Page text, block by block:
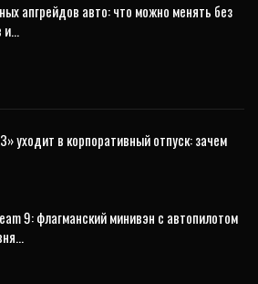
апгрейдов авто: что можно менять без
и…
уходит в корпоративный отпуск: зачем
9: флагманский минивэн с автопилотом